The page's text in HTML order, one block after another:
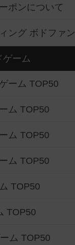
ポンについて
ング ボドファン
ゲーム
ーム TOP50
ム TOP50
ム TOP50
ム TOP50
TOP50
TOP50
ム TOP50